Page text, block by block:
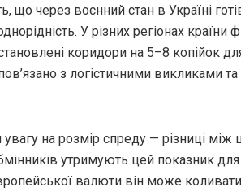
що через воєнний стан в Україні
У різних регіонах країни
коридори на 5–8 копійок
з логістичними викликами
на розмір спреду — різниці між
утримують цей показник
валюти він може